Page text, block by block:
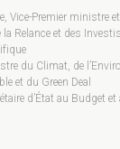
Vice-Premier ministre
la Relance et des
du Climat, de
et du Green Deal
d’État au Budget